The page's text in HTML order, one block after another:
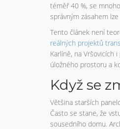
téměř 40 %, se
správným zásahem
Tento článek není
reálných projektů
Karlíně, na Vršovicích
úložného prostoru a
Když se
Většina starších
Často se stane, že
sousedního domu.